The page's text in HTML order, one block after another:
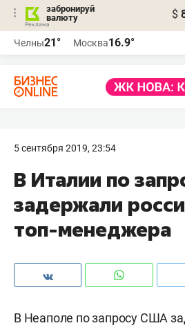
забронируй
валюту
$
Челны21° Москва16.9°
5 сентября 2019, 23:54
В Италии по
задержали
топ-менеджера
В Неаполе по запросу США